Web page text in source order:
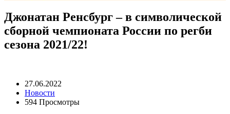
Джонатан Ренсбург – в символической
сборной чемпионата России по регби
сезона 2021/22!
27.06.2022
Новости
594 Просмотры